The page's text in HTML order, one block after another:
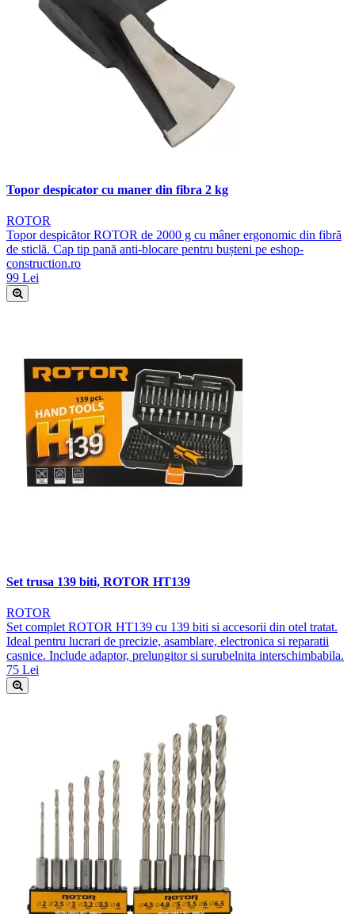
Topor despicator cu maner din fibra 2 kg
ROTOR
Topor despicător ROTOR de 2000 g cu mâner ergonomic din fibră
de sticlă. Cap tip pană anti-blocare pentru bușteni pe eshop-
construction.ro
99 Lei
Set trusa 139 biti, ROTOR HT139
ROTOR
Set complet ROTOR HT139 cu 139 biti si accesorii din otel tratat.
Ideal pentru lucrari de precizie, asamblare, electronica si reparatii
casnice. Include adaptor, prelungitor si surubelnita interschimbabila.
75 Lei